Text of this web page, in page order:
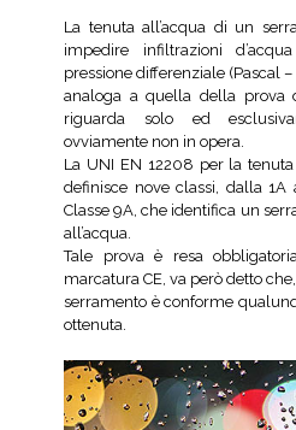
La tenuta all’acqua di un
impedire infiltrazioni
pressione differenziale (Pascal
analoga a quella della prova
riguarda solo ed
ovviamente non in opera.
La UNI EN 12208 per la
definisce nove classi, dalla
Classe 9A, che identifica un
all’acqua.
Tale prova è resa
marcatura CE, va però detto
serramento è conforme
ottenuta.